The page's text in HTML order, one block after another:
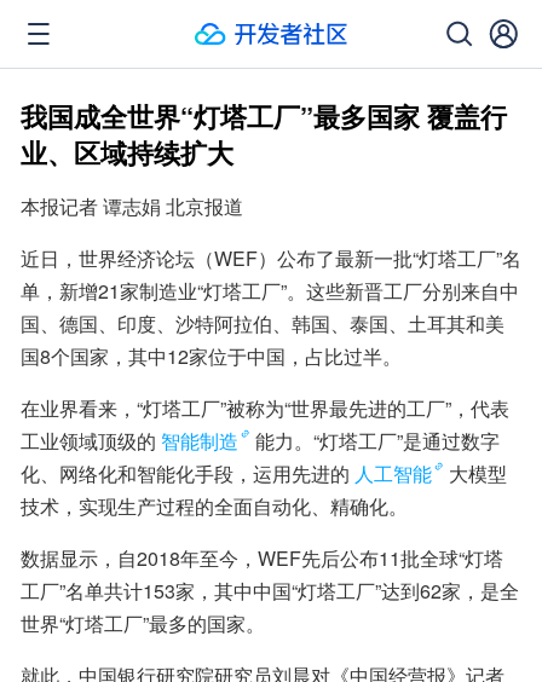
我国成全世界“灯塔工厂”最多国家 覆盖行
业、区域持续扩大
本报记者 谭志娟 北京报道
近日，世界经济论坛（WEF）公布了最新一批“灯塔工厂”名
单，新增21家制造业“灯塔工厂”。这些新晋工厂分别来自中
国、德国、印度、沙特阿拉伯、韩国、泰国、土耳其和美
国8个国家，其中12家位于中国，占比过半。
在业界看来，“灯塔工厂”被称为“世界最先进的工厂”，代表
工业领域顶级的 智能制造
能力。“灯塔工厂”是通过数字
化、网络化和智能化手段，运用先进的 人工智能
大模型
技术，实现生产过程的全面自动化、精确化。
数据显示，自2018年至今，WEF先后公布11批全球“灯塔
工厂”名单共计153家，其中中国“灯塔工厂”达到62家，是全
世界“灯塔工厂”最多的国家。
就此，中国银行研究院研究员刘晨对《中国经营报》记者